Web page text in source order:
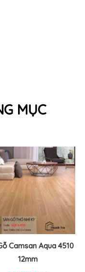
MỤC
Camsan Aqua 4510
12mm